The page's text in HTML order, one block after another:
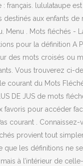
français. lululataupe
destinés aux enfants de
Menu . Mots fléchés -
pour la définition A
des mots croisés ou
Vous trouverez ci-
courant du Mots
DE JUS de mots
favoris pour accéder
courant .
provient tout
que les définitions ne
à l’intérieur de